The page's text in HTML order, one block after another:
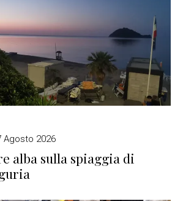
Agosto 2026
alba sulla spiaggia di